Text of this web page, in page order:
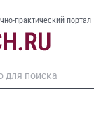
практический портал